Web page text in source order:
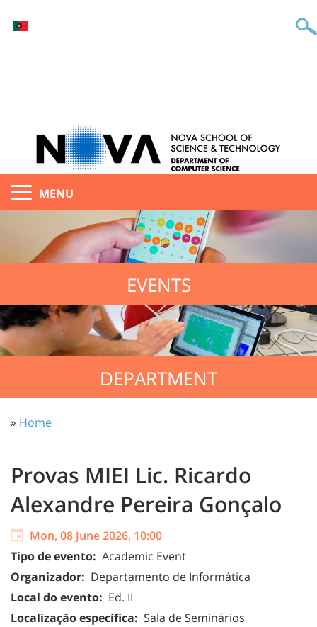
MENU
EVENTS
DEPARTMENT
» Home
Provas MIEI Lic. Ricardo
Alexandre Pereira Gonçalo
Mon, 08 June 2026, 10:00
Tipo de evento: Academic Event
Organizador: Departamento de Informática
Local do evento: Ed. II
Localização específica: Sala de Seminários